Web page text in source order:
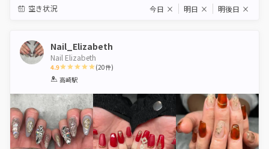
空き状況 今日 × 明日 × 明後日 ×
Nail_Elizabeth
Nail Elizabeth
4.9
1 2 3
(20件)
高崎駅